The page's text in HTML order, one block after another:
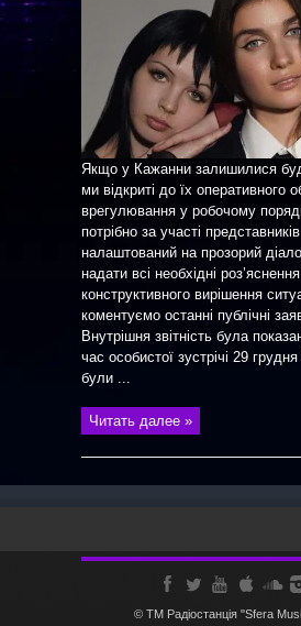
Якщо у Кажанни залишилися
ми відкриті до їх оперативного
врегулювання у робочому
потрібно за участі
налаштований на прозорий
надати всі необхідні
конструктивного вирішення
коментуємо останні публічні
Внутрішня звітність була
час особистої зустрічі 29
були ...
Читать далее »
© ТМ Радiостанцiя "Sfera